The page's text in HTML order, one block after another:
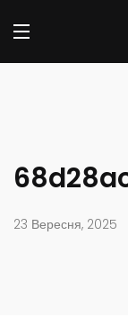
23 Вересня, 2025